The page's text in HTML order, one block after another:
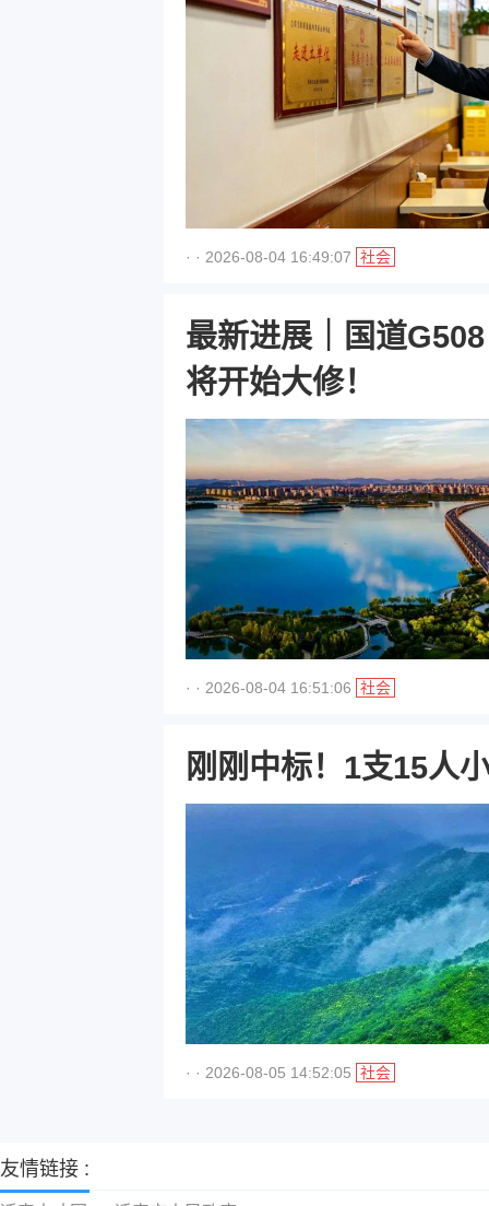
· · 2026-08-04 16:49:07 社会
最新进展｜国道
将开始大修！
· · 2026-08-04 16:51:06 社会
刚刚中标！1支15人
· · 2026-08-05 14:52:05 社会
友情链接 :